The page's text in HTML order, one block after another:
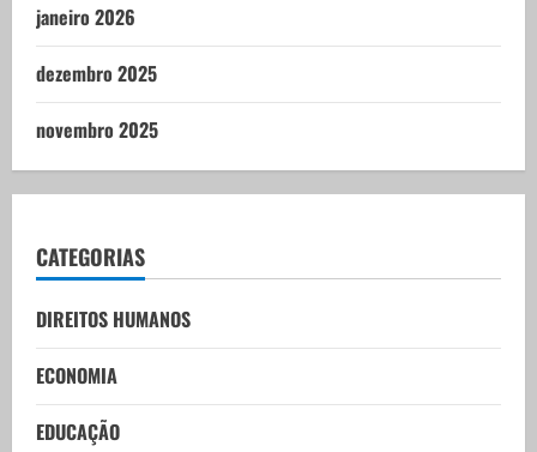
janeiro 2026
dezembro 2025
novembro 2025
CATEGORIAS
DIREITOS HUMANOS
ECONOMIA
EDUCAÇÃO